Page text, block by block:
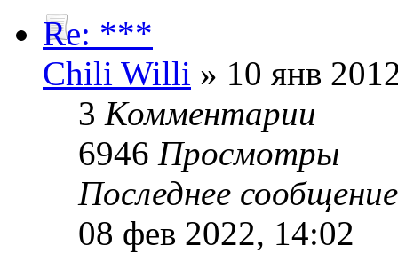
Re: ***
Chili Willi » 10 янв
3 Комментарии
6946 Просмотры
Последнее
08 фев 2022, 14:02